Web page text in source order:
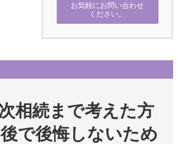
お気軽にお問い合わせ
ください。
相続まで考えた方
で後悔しないため